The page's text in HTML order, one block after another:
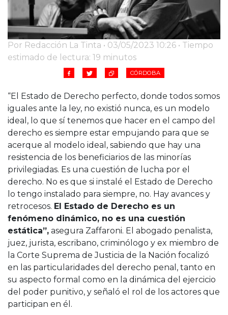
Por Redacción La Tinta • 03/05/2023 10:26 • Tiempo
estimado de lectura: 19 minutos
CÓRDOBA
“El Estado de Derecho perfecto, donde todos somos
iguales ante la ley, no existió nunca, es un modelo
ideal, lo que sí tenemos que hacer en el campo del
derecho es siempre estar empujando para que se
acerque al modelo ideal, sabiendo que hay una
resistencia de los beneficiarios de las minorías
privilegiadas. Es una cuestión de lucha por el
derecho. No es que si instalé el Estado de Derecho
lo tengo instalado para siempre, no. Hay avances y
retrocesos. El Estado de Derecho es un
fenómeno dinámico, no es una cuestión
estática”, asegura Zaffaroni. El abogado penalista,
juez, jurista, escribano, criminólogo y ex miembro de
la Corte Suprema de Justicia de la Nación focalizó
en las particularidades del derecho penal, tanto en
su aspecto formal como en la dinámica del ejercicio
del poder punitivo, y señaló el rol de los actores que
participan en él.